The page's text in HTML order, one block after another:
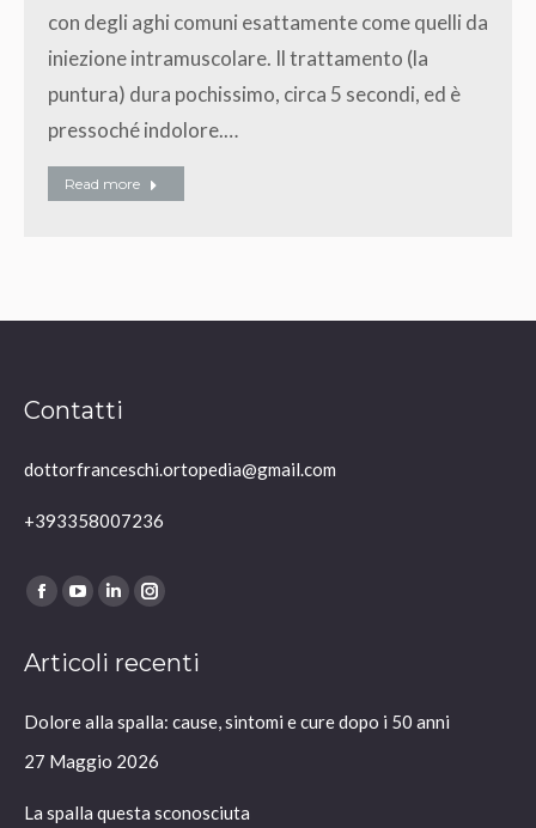
con degli aghi comuni esattamente come quelli da
iniezione intramuscolare. Il trattamento (la
puntura) dura pochissimo, circa 5 secondi, ed è
pressoché indolore.…
Read more
Contatti
dottorfranceschi.ortopedia@gmail.com
+393358007236
Ci puoi trovare su:
Facebook
opens
new
window
YouTube
opens
new
window
Linkedin
opens
new
window
Instagram
opens
new
window
Articoli recenti
Dolore alla spalla: cause, sintomi e cure dopo i 50 anni
27 Maggio 2026
La spalla questa sconosciuta